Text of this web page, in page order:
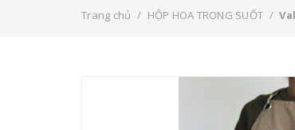
Trang chủ / HỘP HOA TRONG SUỐT /